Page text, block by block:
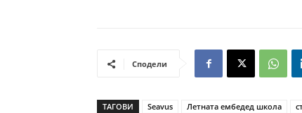
Сподели
ТАГОВИ Seavus Летната ембедед школа